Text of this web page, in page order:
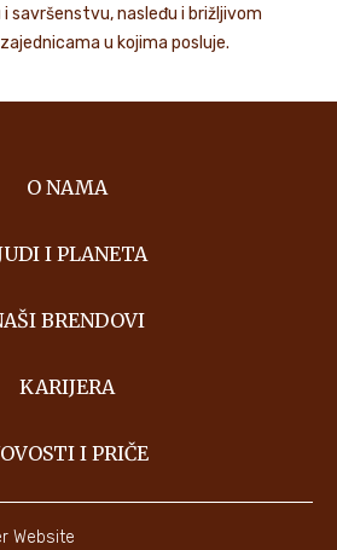
nasleđu i brižljivom
u kojima posluje.
O NAMA
I PLANETA
BRENDOVI
KARIJERA
I PRIČE
Website